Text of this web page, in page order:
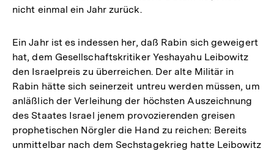
nicht einmal ein Jahr zurück.
Ein Jahr ist es indessen her, daß Rabin sich geweigert
hat, dem Gesellschaftskritiker Yeshayahu Leibowitz
den Israelpreis zu überreichen. Der alte Militär in
Rabin hätte sich seinerzeit untreu werden müssen, um
anläßlich der Verleihung der höchsten Auszeichnung
des Staates Israel jenem provozierenden greisen
prophetischen Nörgler die Hand zu reichen: Bereits
unmittelbar nach dem Sechstagekrieg hatte Leibowitz